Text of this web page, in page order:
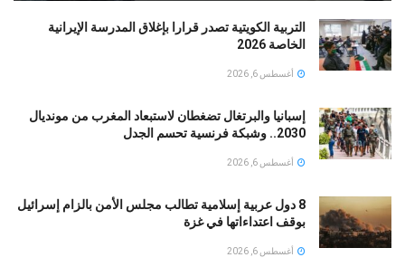
التربية الكويتية تصدر قرارا بإغلاق المدرسة الإيرانية
الخاصة 2026
أغسطس 6, 2026
إسبانيا والبرتغال تضغطان لاستبعاد المغرب من مونديال
2030.. وشبكة فرنسية تحسم الجدل
أغسطس 6, 2026
8 دول عربية إسلامية تطالب مجلس الأمن بالزام إسرائيل
بوقف اعتداءاتها في غزة
أغسطس 6, 2026